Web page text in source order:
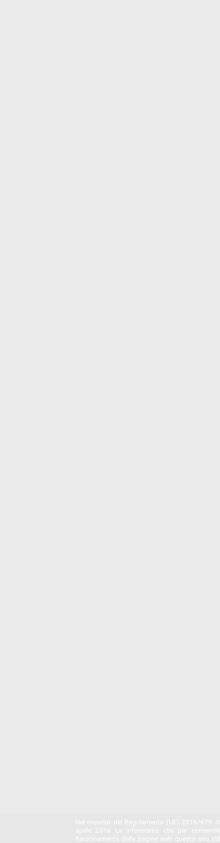
Nel rispetto del Regolamento (UE) 2016/679
aprile 2016 La informiamo che per
funzionamento delle pagine web questo sito